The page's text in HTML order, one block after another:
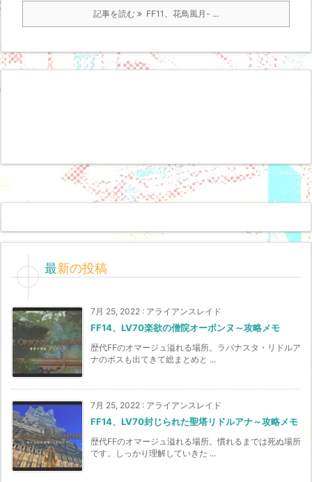
記事を読む FF11、花鳥風月- ...
最新の投稿
7月 25, 2022 : アライアンスレイド
FF14、LV70楽欲の僧院オーボンヌ～攻略メモ
歴代FFのオマージュ溢れる場所。ラバナスタ・リドルア
ナのボスも出てきて総まとめと ...
7月 25, 2022 : アライアンスレイド
FF14、LV70封じられた聖塔リドルアナ～攻略メモ
歴代FFのオマージュ溢れる場所。慣れるまでは死ぬ場所
です。しっかり理解していきた ...